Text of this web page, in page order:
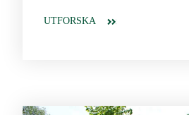
UTFORSKA